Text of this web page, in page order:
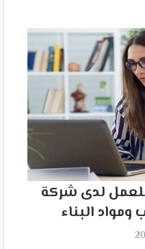
لدى شركة
البناء